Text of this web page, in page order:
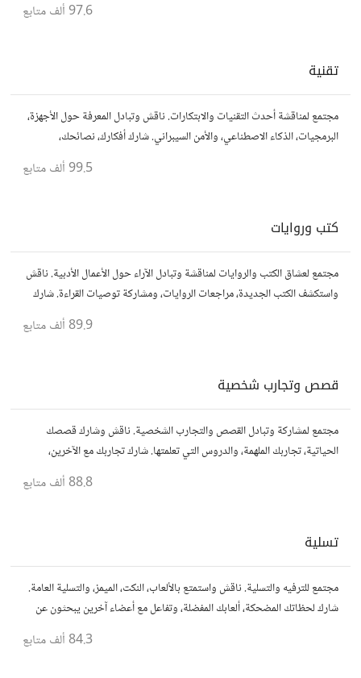
97.6 ألف متابع
تقنية
مجتمع لمناقشة أحدث التقنيات والابتكارات. ناقش وتبادل المعرفة حول الأجهزة،
البرمجيات، الذكاء الاصطناعي، والأمن السيبراني. شارك أفكارك، نصائحك،
99.5 ألف متابع
كتب وروايات
مجتمع لعشاق الكتب والروايات لمناقشة وتبادل الآراء حول الأعمال الأدبية. ناقش
واستكشف الكتب الجديدة، مراجعات الروايات، ومشاركة توصيات القراءة. شارك
89.9 ألف متابع
قصص وتجارب شخصية
مجتمع لمشاركة وتبادل القصص والتجارب الشخصية. ناقش وشارك قصصك
الحياتية، تجاربك الملهمة، والدروس التي تعلمتها. شارك تجاربك مع الآخرين،
88.8 ألف متابع
تسلية
مجتمع للترفيه والتسلية. ناقش واستمتع بالألعاب، النكت، الميمز، والتسلية العامة.
شارك لحظاتك المضحكة، ألعابك المفضلة، وتفاعل مع أعضاء آخرين يبحثون عن
84.3 ألف متابع